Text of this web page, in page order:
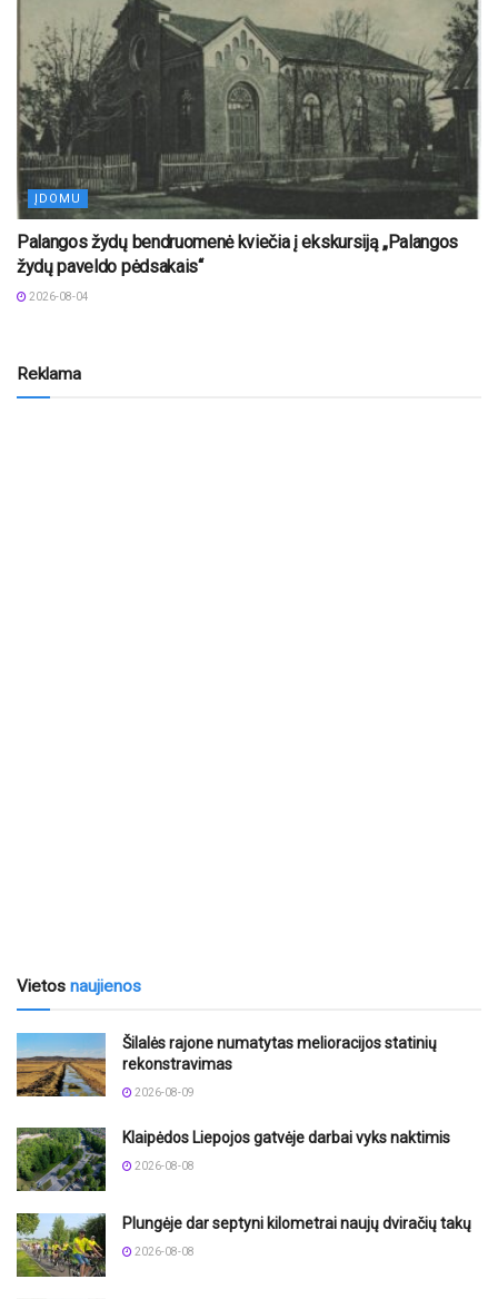
ĮDOMU
Palangos žydų bendruomenė kviečia į ekskursiją „Palangos
žydų paveldo pėdsakais“
2026-08-04
Reklama
Vietos naujienos
Šilalės rajone numatytas melioracijos statinių
rekonstravimas
2026-08-09
Klaipėdos Liepojos gatvėje darbai vyks naktimis
2026-08-08
Plungėje dar septyni kilometrai naujų dviračių takų
2026-08-08